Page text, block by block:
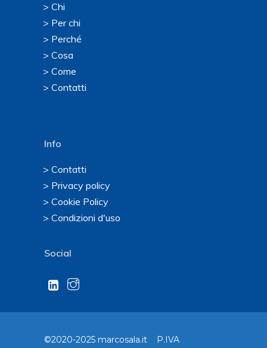
> Chi
> Per chi
> Perché
> Cosa
> Come
> Contatti
Info
> Contatti
> Privacy policy
> Cookie Policy
> Condizioni d'uso
Social
©2020-2025 marcosala.it P.IVA